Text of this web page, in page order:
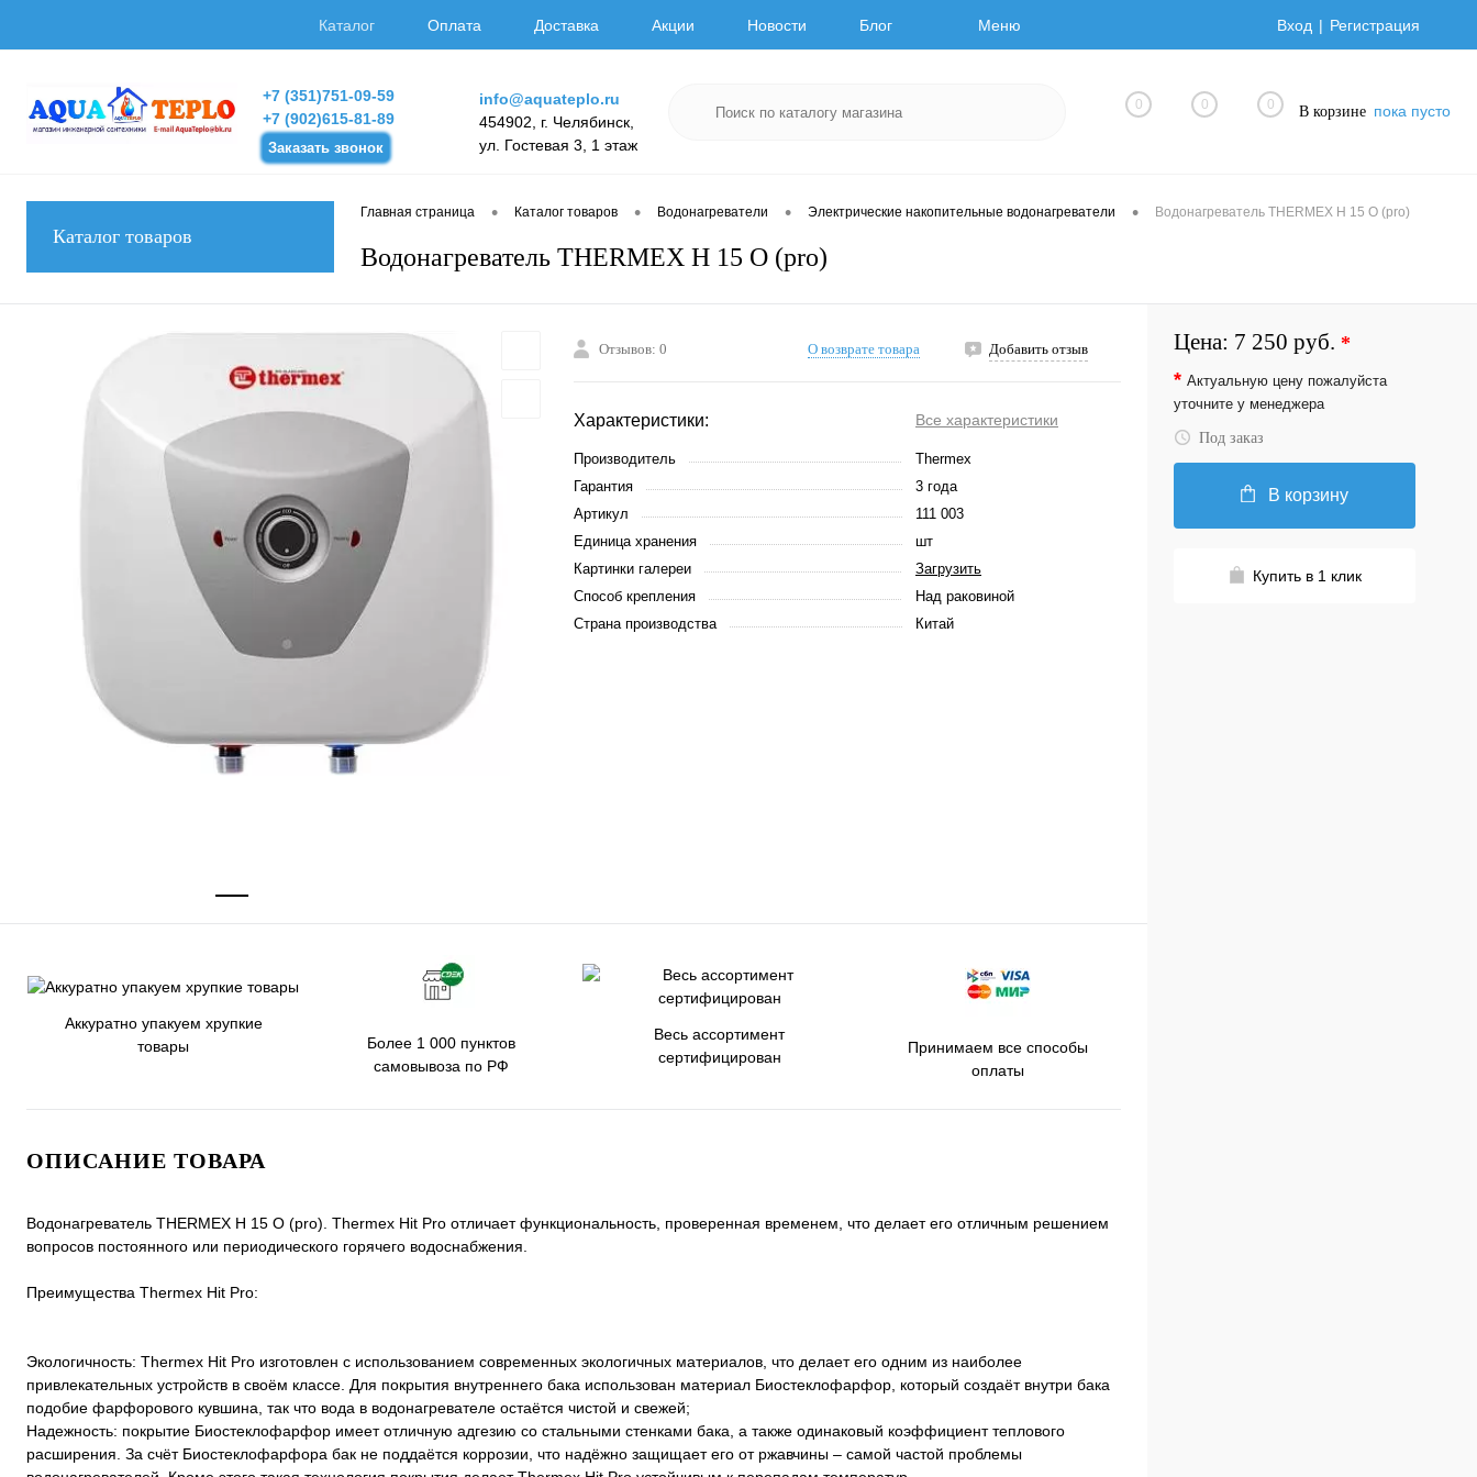
Каталог Оплата Доставка Акции Новости Блог Меню Вход Регистрация
+7 (351)751-09-59
+7 (902)615-81-89
Заказать звонок
info@aquateplo.ru
454902, г. Челябинск,
ул. Гостевая 3, 1 этаж
0 0 0 В корзине пока пусто
Каталог товаров
Главная страница • Каталог товаров • Водонагреватели • Электрические накопительные водонагреватели • Водонагреватель THERMEX Н 15 О (pro)
Водонагреватель THERMEX Н 15 О (pro)
Отзывов: 0 О возврате товара Добавить отзыв
Характеристики: Все характеристики
Производитель
Thermex
Гарантия
3 года
Артикул
111 003
Единица хранения
шт
Картинки галереи
Загрузить
Способ крепления
Над раковиной
Страна производства
Китай
Аккуратно упакуем хрупкие
товары
Более 1 000 пунктов
самовывоза по РФ
Весь ассортимент
сертифицирован
Принимаем все способы
оплаты
ОПИСАНИЕ ТОВАРА
Водонагреватель THERMEX Н 15 O (pro). Thermex Hit Pro отличает функциональность, проверенная временем, что делает его отличным решением
вопросов постоянного или периодического горячего водоснабжения.
Преимущества Thermex Hit Pro:
Экологичность: Thermex Hit Pro изготовлен с использованием современных экологичных материалов, что делает его одним из наиболее
привлекательных устройств в своём классе. Для покрытия внутреннего бака использован материал Биостеклофарфор, который создаёт внутри бака
подобие фарфорового кувшина, так что вода в водонагревателе остаётся чистой и свежей;
Надежность: покрытие Биостеклофарфор имеет отличную адгезию со стальными стенками бака, а также одинаковый коэффициент теплового
расширения. За счёт Биостеклофарфора бак не поддаётся коррозии, что надёжно защищает его от ржавчины – самой частой проблемы
Цена: 7 250 руб. *
* Актуальную цену пожалуйста
уточните у менеджера
Под заказ
В корзину
Купить в 1 клик